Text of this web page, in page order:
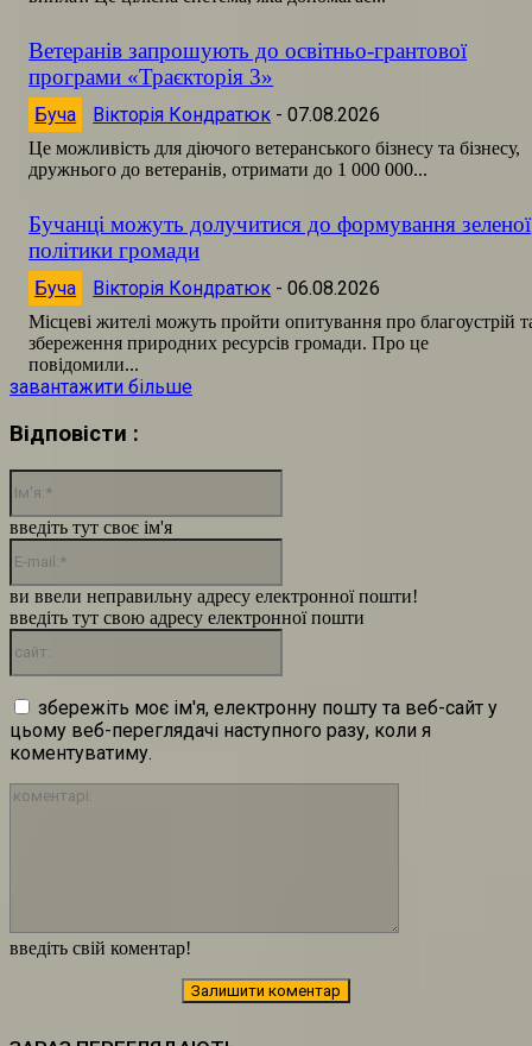
Ветеранів запрошують до освітньо-грантової
програми «Траєкторія 3»
Буча Вікторія Кондратюк - 07.08.2026
Це можливість для діючого ветеранського бізнесу та бізнесу,
дружнього до ветеранів, отримати до 1 000 000...
Бучанці можуть долучитися до формування зеленої
політики громади
Буча Вікторія Кондратюк - 06.08.2026
Місцеві жителі можуть пройти опитування про благоустрій
збереження природних ресурсів громади. Про це
повідомили...
завантажити більше
Відповісти :
введіть свій коментар!
введіть тут своє ім'я
ви ввели неправильну адресу електронної пошти!
введіть тут свою адресу електронної пошти
збережіть моє ім'я, електронну пошту та веб-сайт у
цьому веб-переглядачі наступного разу, коли я
коментуватиму.